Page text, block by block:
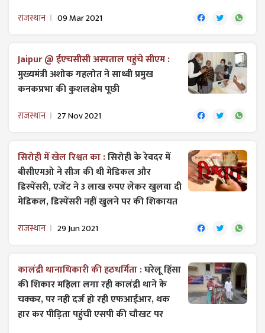
राजस्थान 09 Mar 2021
Jaipur @ ईएचसीसी अस्पताल पहुंचे सीएम :
मुख्यमंत्री अशोक गहलोत ने साध्वी प्रमुख
कनकप्रभा की कुशलक्षेम पूछी
राजस्थान 27 Nov 2021
सिरोही में खेल रिश्वत का :सिरोही के रेवदर में
बीसीएमओ ने सीज की थी मेडिकल और
डिस्पेंसरी, एजेंट ने 3 लाख रुपए लेकर खुलवा दी
मेडिकल, डिस्पेंसरी नहीं खुलने पर की शिकायत
राजस्थान 29 Jun 2021
कालंद्री थानाधिकारी की हठधर्मिता :घरेलू हिंसा
की शिकार महिला लगा रही कालंद्री थाने के
चक्कर, पर नही दर्ज हो रही एफआईआर, थक
हार कर पीड़िता पहुंची एसपी की चौखट पर